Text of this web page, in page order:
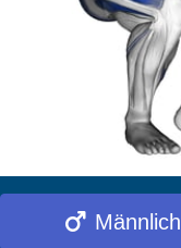
Männlich